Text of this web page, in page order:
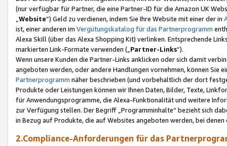
(nur verfügbar für Partner, die eine Partner-ID für die Amazon UK
Website“) Geld zu verdienen, indem Sie Ihre Website mit einer der in
ist, einer anderen im Vergütungskatalog für das Partnerprogramm
Alexa Skill (über das Alexa Shopping Kit) verlinken. Entsprechende
markierten Link-Formate verwenden („ Partner-Links“).
Wenn unsere Kunden die Partner-Links anklicken oder sich damit
angeboten werden, oder andere Handlungen vornehmen, können Sie
Partnerprogramm näher beschrieben (und vorbehaltlich der dort
Produkte oder Leistungen können wir Ihnen Daten, Bilder, Texte,
für Anwendungsprogramme, die Alexa-Funktionalität und weitere
zur Verfügung stellen. Der Begriff „Programminhalte“ bezieht sich
in Bezug auf Produkte, die auf Websites angeboten werden, bei
2.Compliance-Anforderungen für das